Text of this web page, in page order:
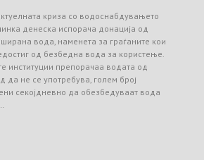
криза со водоснабдувањето
денеска испорача донација од
вода, наменета за граѓаните кои
од безбедна вода за користење.
институции препорачаа водата од
да не се употребува, голем број
секојдневно да обезбедуваат вода